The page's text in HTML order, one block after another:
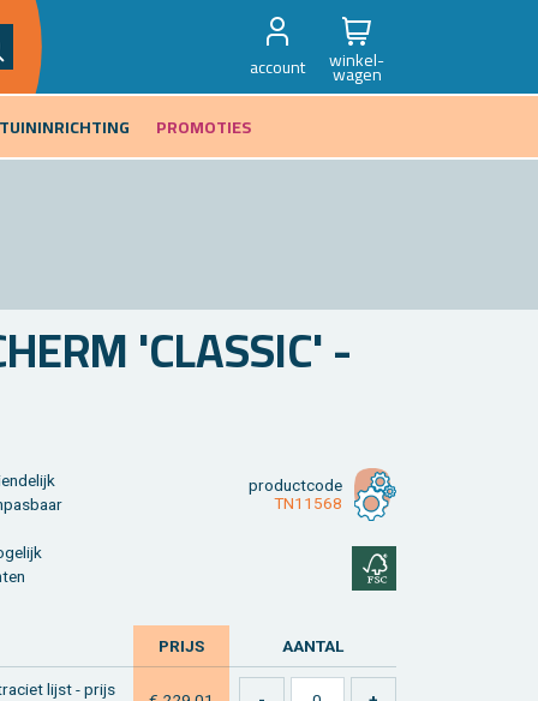
account winkel-
wagen
TUININRICHTING PROMOTIES
'CLAS­SIC' -
product­code
TN11568
PRIJS AAN­TAL
lijst - prijs